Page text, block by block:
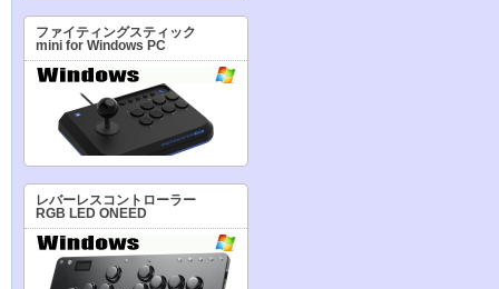
ファイティングスティック
mini for Windows PC
レバーレスコントローラー
RGB LED ONEED